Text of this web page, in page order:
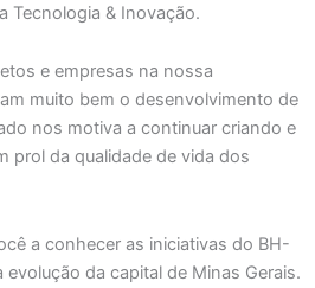
Tecnologia & Inovação.
e empresas na nossa
muito bem o desenvolvimento de
nos motiva a continuar criando e
prol da qualidade de vida dos
a conhecer as iniciativas do BH-
da capital de Minas Gerais.